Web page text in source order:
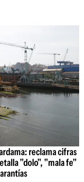
reclama cifras
"dolo", "mala fe"